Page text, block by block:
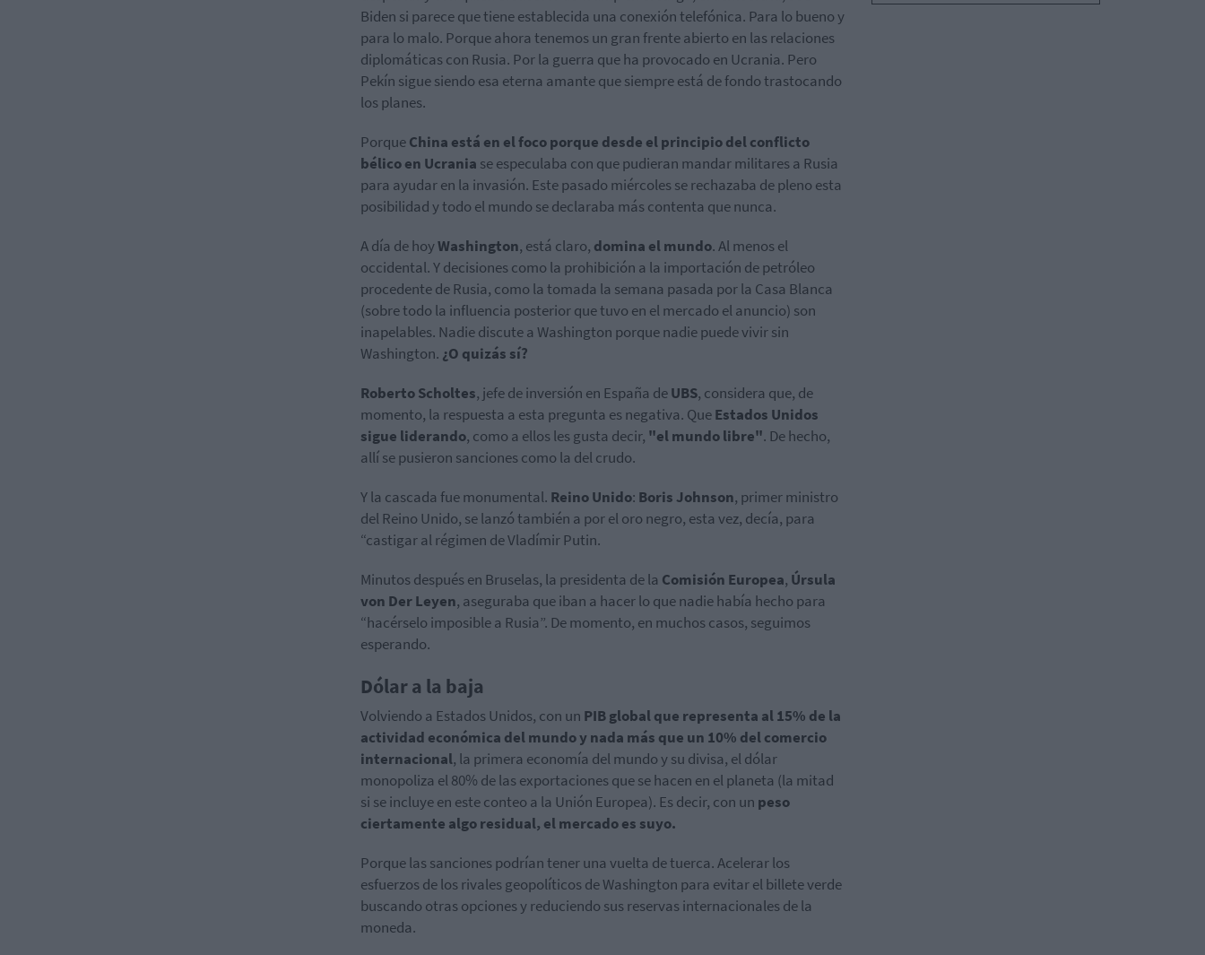
Biden si parece que tiene establecida una conexión telefónica. Para lo bueno y
para lo malo. Porque ahora tenemos un gran frente abierto en las relaciones
diplomáticas con Rusia. Por la guerra que ha provocado en Ucrania. Pero
Pekín sigue siendo esa eterna amante que siempre está de fondo trastocando
los planes.
PorqueChina está en el foco porque desde el principio del conflicto
bélico en Ucrania se especulaba con que pudieran mandar militares a Rusia
para ayudar en la invasión. Este pasado miércoles se rechazaba de pleno esta
posibilidad y todo el mundo se declaraba más contenta que nunca.
A día de hoyWashington, está claro, domina el mundo. Al menos el
occidental. Y decisiones como la prohibición a la importación de petróleo
procedente de Rusia, como la tomada la semana pasada por la Casa Blanca
(sobre todo la influencia posterior que tuvo en el mercado el anuncio) son
inapelables. Nadie discute a Washington porque nadie puede vivir sin
Washington. ¿O quizás sí?
RobertoScholtes, jefe de inversión en España deUBS, considera que, de
momento, la respuesta a esta pregunta es negativa. QueEstados Unidos
sigue liderando, como a ellos les gusta decir, "el mundo libre". De hecho,
allí se pusieron sanciones como la del crudo.
Y la cascada fue monumental. ReinoUnido: Boris Johnson, primer ministro
del Reino Unido, se lanzó también a por el oro negro, esta vez, decía, para
“castigar al régimen de Vladímir Putin.
Minutos después en Bruselas, la presidenta de la Comisión Europea, Úrsula
von Der Leyen, aseguraba que iban a hacer lo que nadie había hecho para
“hacérselo imposible a Rusia”. De momento, en muchos casos, seguimos
esperando.
Dólar a la baja
Volviendo a Estados Unidos, con un PIB global que representa al 15% de la
actividad económica del mundo y nada más que un 10% del comercio
internacional, la primera economía del mundo y su divisa, el dólar
monopoliza el 80% de las exportaciones que se hacen en el planeta (la mitad
si se incluye en este conteo a la Unión Europea). Es decir, con un peso
ciertamente algo residual, el mercado es suyo.
Porque las sanciones podrían tener una vuelta de tuerca. Acelerar los
esfuerzos de los rivales geopolíticos de Washington para evitar el billete verde
buscando otras opciones y reduciendo sus reservas internacionales de la
moneda.